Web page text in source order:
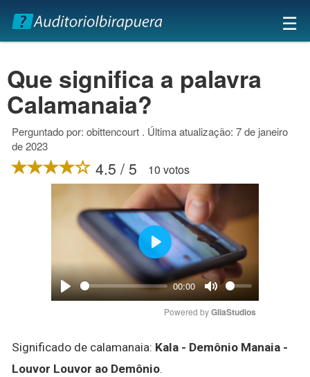
×
☰
Que significa a palavra
Calamanaia?
Perguntado por: obittencourt . Última atualização: 7 de janeiro
de 2023
4.5 / 5 10 votos
Play
00:00
Mute
Play
Powered by GliaStudios
Significado de calamanaia: Kala - Demônio Manaia -
Louvor Louvor ao Demônio.